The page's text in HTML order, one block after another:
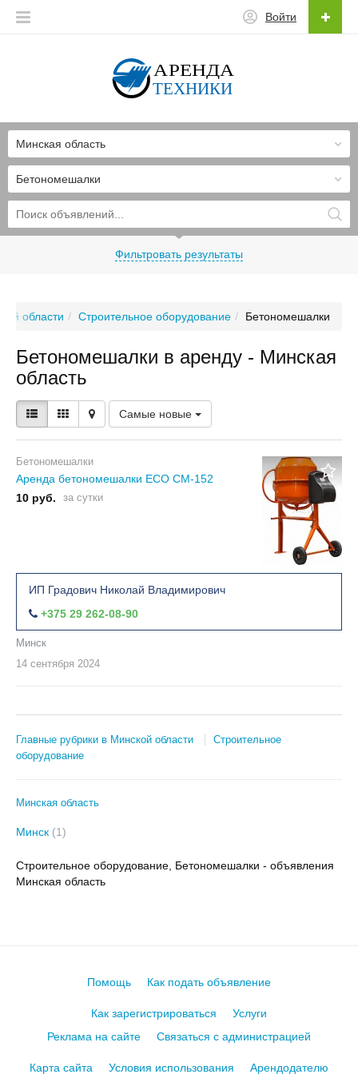
Войти
Бетономешалки
Минская область
Фильтровать результаты
области Строительное оборудование Бетономешалки
Бетономешалки в аренду - Минская
область
Самые новые
Бетономешалки
Аренда бетономешалки ECO CM-152
10 руб.
за сутки
ИП Градович Николай Владимирович
+375 29 262-08-90
Минск
14 сентября 2024
Главные рубрики в Минской области
Строительное
оборудование
Минская область
Минск (1)
Строительное оборудование, Бетономешалки - объявления
Минская область
Помощь Как подать объявление
Как зарегистрироваться
Услуги
Реклама на сайте
Связаться с администрацией
Карта сайта Условия использования Арендодателю